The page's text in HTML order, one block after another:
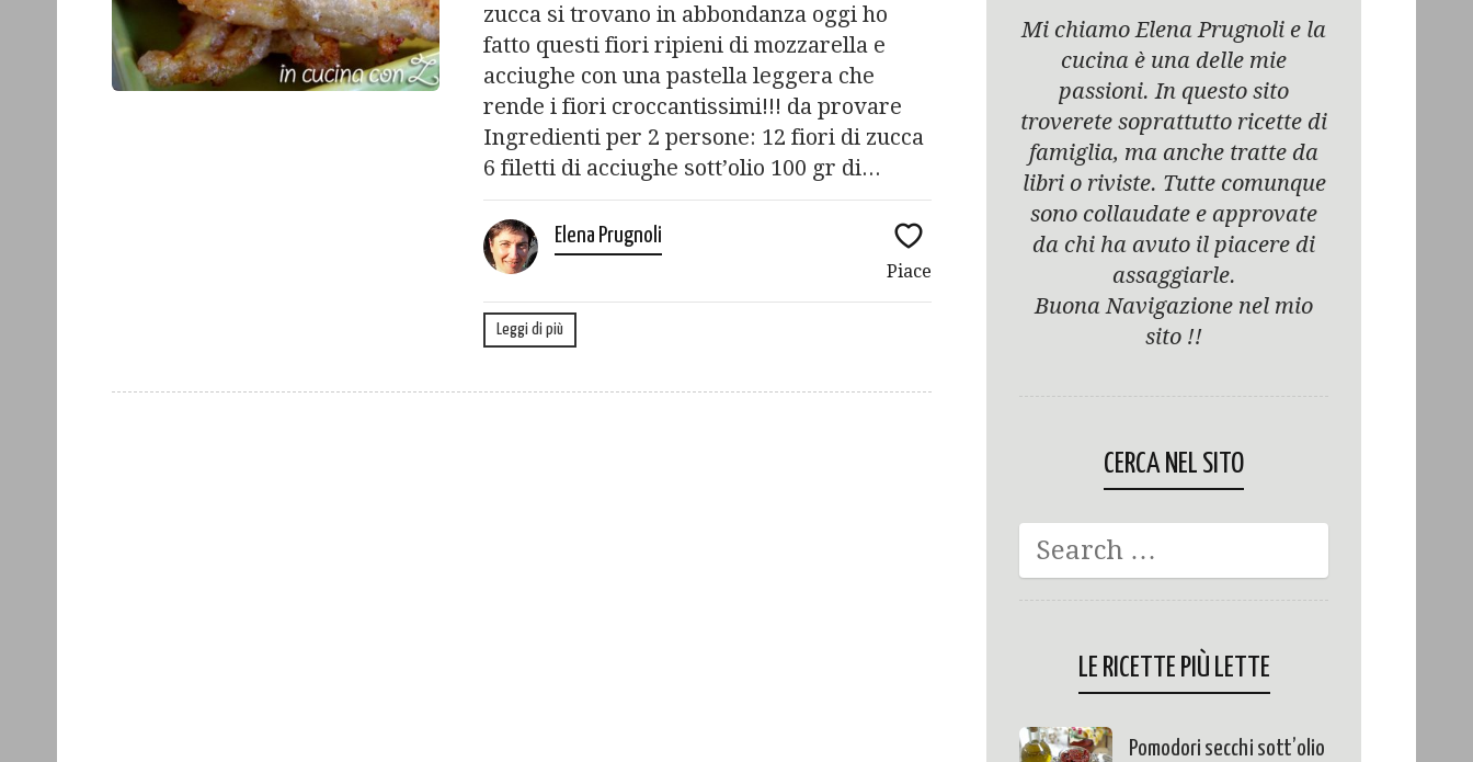
zucca si trovano in abbondanza oggi ho
fatto questi fiori ripieni di mozzarella e
acciughe con una pastella leggera che
rende i fiori croccantissimi!!! da provare
Ingredienti per 2 persone: 12 fiori di zucca
6 filetti di acciughe sott’olio 100 gr di...
Elena Prugnoli
Piace
Leggi di più
Mi chiamo Elena Prugnoli e la
cucina è una delle mie
passioni. In questo sito
troverete soprattutto ricette di
famiglia, ma anche tratte da
libri o riviste. Tutte comunque
sono collaudate e approvate
da chi ha avuto il piacere di
assaggiarle.
Buona Navigazione nel mio
sito !!
CERCA NEL SITO
LE RICETTE PIÙ LETTE
Pomodori secchi sott’olio